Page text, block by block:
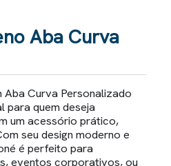
Aba Curva
Curva Personalizado
para quem deseja
um acessório prático,
seu design moderno e
é perfeito para
eventos corporativos, ou